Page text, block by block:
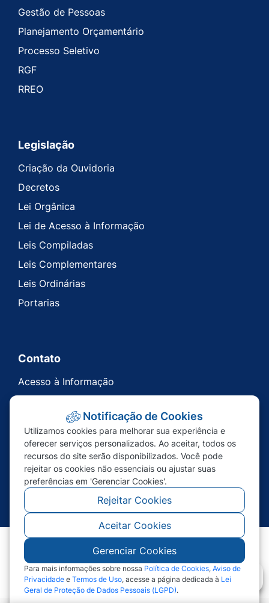
Gestão de Pessoas
Planejamento Orçamentário
Processo Seletivo
RGF
RREO
Legislação
Criação da Ouvidoria
Decretos
Lei Orgânica
Lei de Acesso à Informação
Leis Compiladas
Leis Complementares
Leis Ordinárias
Portarias
Contato
Acesso à Informação
Carta de Serviços
Telefones Úteis
©2026 - Prefeitura de Nova Bandeirantes - MT -
Todos os direitos reservados
Notificação de Cookies
Utilizamos cookies para melhorar sua experiência e
oferecer serviços personalizados. Ao aceitar, todos os
recursos do site serão disponibilizados. Você pode
rejeitar os cookies não essenciais ou ajustar suas
preferências em 'Gerenciar Cookies'.
Rejeitar Cookies
Aceitar Cookies
Gerenciar Cookies
Para mais informações sobre nossa Política de Cookies, Aviso de
Privacidade e Termos de Uso, acesse a página dedicada à Lei
Geral de Proteção de Dados Pessoais (LGPD).